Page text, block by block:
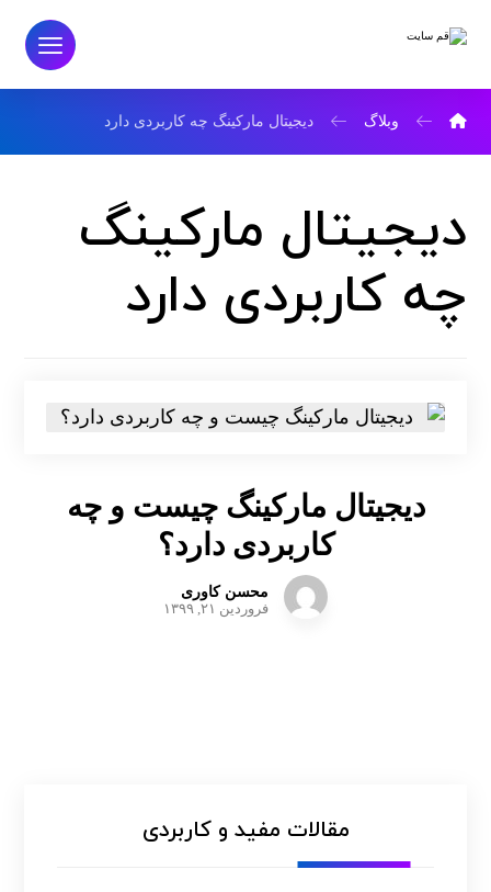
وبلاگ دیجیتال مارکینگ چه کاربردی دارد
دیجیتال مارکینگ
چه کاربردی دارد
دیجیتال مارکینگ چیست و چه
کاربردی دارد؟
محسن کاوری
فروردین ۲۱, ۱۳۹۹
مقالات مفید و کاربردی